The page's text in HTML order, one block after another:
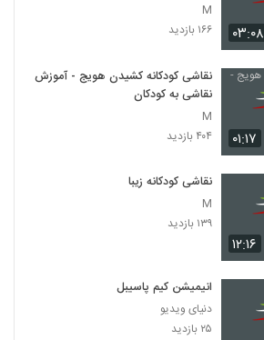
۰۳:۰۸
M
۱۶۶ بازدید
۰۱:۱۷
نقاشی کودکانه کشیدن هویج - آموزش
نقاشی به کودکان
M
۴۰۴ بازدید
۱۲:۱۶
نقاشی کودکانه زیبا
M
۱۳۹ بازدید
انیمیشن کیم پاسیبل
دنیای ویدیو
۲۵ بازدید